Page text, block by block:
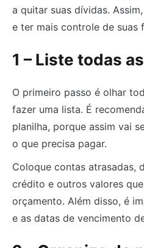
a quitar suas dívidas.
e ter mais controle de suas
1 – Liste todas
O primeiro passo é olhar
fazer uma lista. É
planilha, porque assim vai
o que precisa pagar.
Coloque contas atrasadas,
crédito e outros valores
orçamento. Além disso, é
e as datas de vencimento